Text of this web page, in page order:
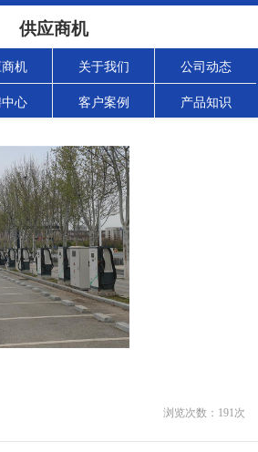
供应商机
机 关于我们 公司动态
心 客户案例 产品知识
浏览次数： 191次